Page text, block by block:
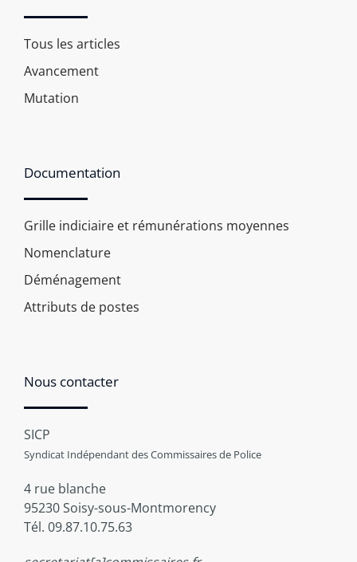
Tous les articles
Avancement
Mutation
Documentation
Grille indiciaire et rémunérations moyennes
Nomenclature
Déménagement
Attributs de postes
Nous contacter
SICP
Syndicat Indépendant des Commissaires de Police
4 rue blanche
95230 Soisy-sous-Montmorency
Tél. 09.87.10.75.63